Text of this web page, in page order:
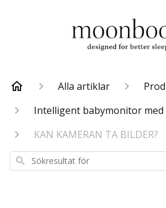
Alla artiklar
Intelligent babymonitor med
KAN KAMERAN TA BILDER?
Sökresultat
för